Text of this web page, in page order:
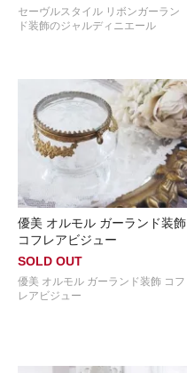
セーヴルスタイル リボンガーラン
ド装飾のジャルディニエール
優美 オルモル ガーランド装飾
コフレアビジュー
SOLD OUT
優美 オルモル ガーランド装飾 コフ
レアビジュー